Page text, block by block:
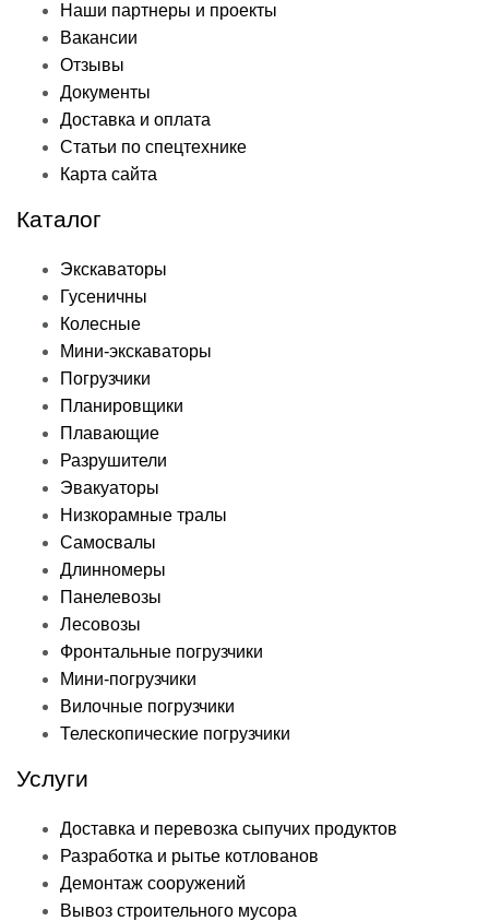
Наши партнеры и проекты
Вакансии
Отзывы
Документы
Доставка и оплата
Статьи по спецтехнике
Карта сайта
Каталог
Экскаваторы
Гусеничны
Колесные
Мини-экскаваторы
Погрузчики
Планировщики
Плавающие
Разрушители
Эвакуаторы
Низкорамные тралы
Самосвалы
Длинномеры
Панелевозы
Лесовозы
Фронтальные погрузчики
Мини-погрузчики
Вилочные погрузчики
Телескопические погрузчики
Услуги
Доставка и перевозка сыпучих продуктов
Разработка и рытье котлованов
Демонтаж сооружений
Вывоз строительного мусора